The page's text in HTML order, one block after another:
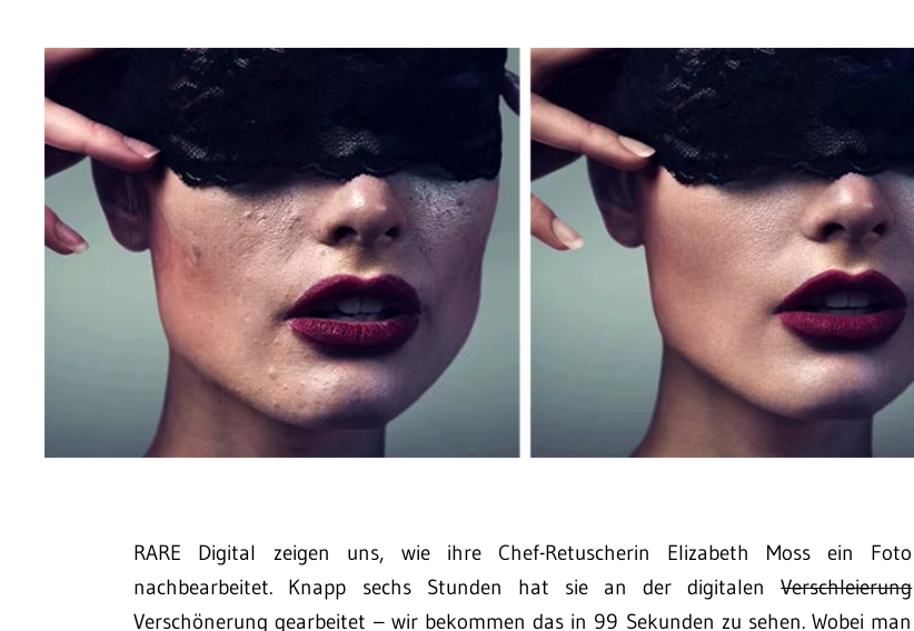
RARE Digital zeigen uns, wie ihre Chef-Retuscherin Elizabeth Moss ein Foto
nachbearbeitet. Knapp sechs Stunden hat sie an der digitalenVerschleierung
Verschönerung gearbeitet – wir bekommen das in 99 Sekunden zu sehen. Wobei man